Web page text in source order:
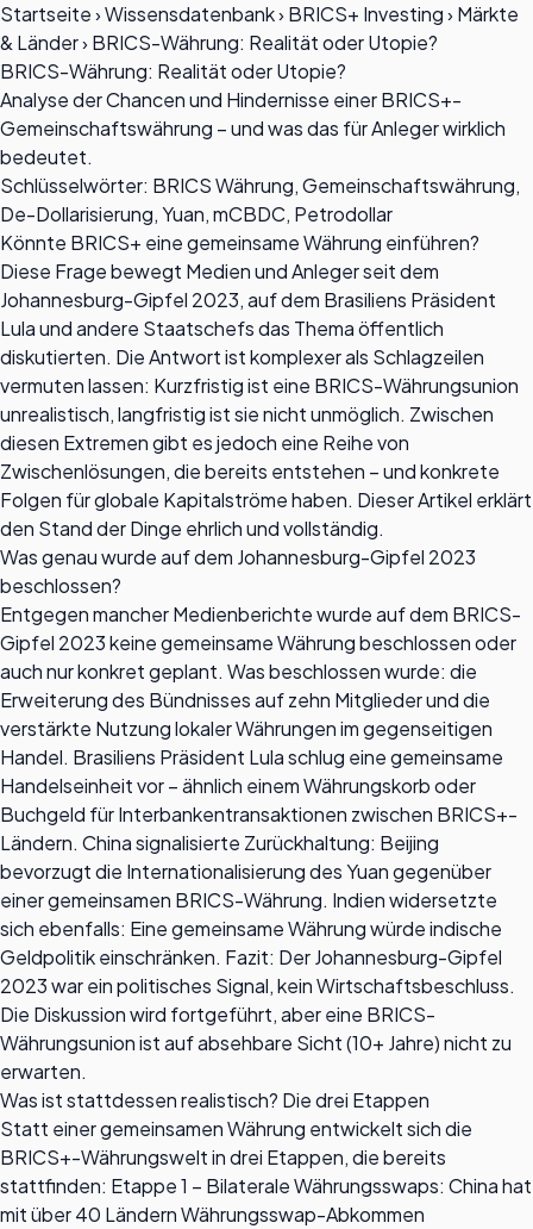
Startseite›Wissensdatenbank› BRICS+ Investing› Märkte
& Länder› BRICS-Währung: Realität oder Utopie?
BRICS-Währung: Realität oder Utopie?
Analyse der Chancen und Hindernisse einer BRICS+-
Gemeinschaftswährung – und was das für Anleger wirklich
bedeutet.
Schlüsselwörter: BRICS Währung, Gemeinschaftswährung,
De-Dollarisierung, Yuan, mCBDC, Petrodollar
Könnte BRICS+ eine gemeinsame Währung einführen?
Diese Frage bewegt Medien und Anleger seit dem
Johannesburg-Gipfel 2023, auf dem Brasiliens Präsident
Lula und andere Staatschefs das Thema öffentlich
diskutierten. Die Antwort ist komplexer als Schlagzeilen
vermuten lassen: Kurzfristig ist eine BRICS-Währungsunion
unrealistisch, langfristig ist sie nicht unmöglich. Zwischen
diesen Extremen gibt es jedoch eine Reihe von
Zwischenlösungen, die bereits entstehen – und konkrete
Folgen für globale Kapitalströme haben. Dieser Artikel erklärt
den Stand der Dinge ehrlich und vollständig.
Was genau wurde auf dem Johannesburg-Gipfel 2023
beschlossen?
Entgegen mancher Medienberichte wurde auf dem BRICS-
Gipfel 2023 keine gemeinsame Währung beschlossen oder
auch nur konkret geplant. Was beschlossen wurde: die
Erweiterung des Bündnisses auf zehn Mitglieder und die
verstärkte Nutzung lokaler Währungen im gegenseitigen
Handel. Brasiliens Präsident Lula schlug eine gemeinsame
Handelseinheit vor – ähnlich einem Währungskorb oder
Buchgeld für Interbankentransaktionen zwischen BRICS+-
Ländern. China signalisierte Zurückhaltung: Beijing
bevorzugt die Internationalisierung des Yuan gegenüber
einer gemeinsamen BRICS-Währung. Indien widersetzte
sich ebenfalls: Eine gemeinsame Währung würde indische
Geldpolitik einschränken. Fazit: Der Johannesburg-Gipfel
2023 war ein politisches Signal, kein Wirtschaftsbeschluss.
Die Diskussion wird fortgeführt, aber eine BRICS-
Währungsunion ist auf absehbare Sicht (10+ Jahre) nicht zu
erwarten.
Was ist stattdessen realistisch? Die drei Etappen
Statt einer gemeinsamen Währung entwickelt sich die
BRICS+-Währungswelt in drei Etappen, die bereits
stattfinden: Etappe 1 – Bilaterale Währungsswaps: China hat
mit über 40 Ländern Währungsswap-Abkommen